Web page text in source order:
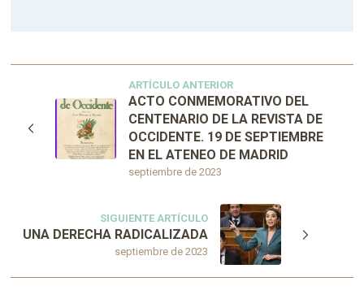
ARTÍCULO ANTERIOR
septiembre de 2023
ACTO CONMEMORATIVO DEL
CENTENARIO DE LA REVISTA DE
OCCIDENTE. 19 DE SEPTIEMBRE
EN EL ATENEO DE MADRID
SIGUIENTE ARTÍCULO
septiembre de 2023
UNA DERECHA RADICALIZADA